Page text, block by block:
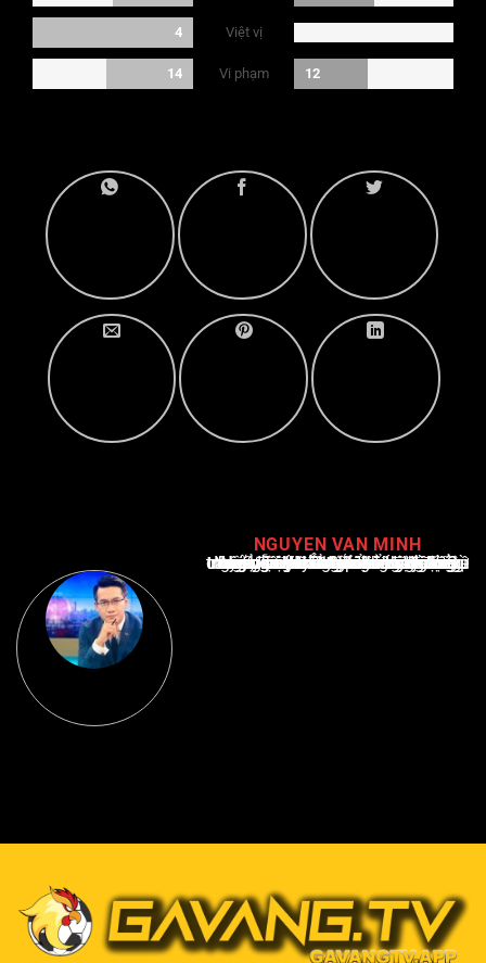
4 Việt vị
14 Vi phạm 12
NGUYEN VAN MINH
Nguyễn Văn Minh là một trong những chuyên gia hàng đầu về báo cáo tin tức thể thao tại Việt Nam, với hơn 10 năm hoạt động trong ngành. Ông có kiến thức sâu rộng và kinh nghiệm đáng kể trong việc phân tích và báo cáo về các sự kiện thể thao hàng đầu. Sự hiểu biết sâu sắc của ông về ngành này đã giúp ông xây dựng uy tín và danh tiếng trong cộng đồng báo chí thể thao.